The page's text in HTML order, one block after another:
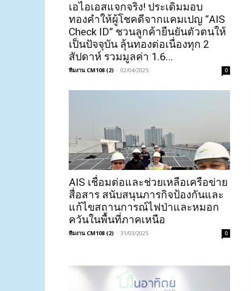
เอไอเอสแจกจริง! ประเดิมมอบ
ทองคำให้ผู้โชคดีจากแคมเปญ “AIS
Check ID” ชวนลูกค้ายืนยันตัวตนให้
เป็นปัจจุบัน ลุ้นทองต่อเนื่องทุก 2
สัปดาห์ รวมมูลค่า 1.6...
ทีมงาน CM108 (2) - 02/04/2025 0
AIS เชื่อมต่อและช่วยเหลือเครือข่าย
สื่อสาร สนับสนุนภารกิจป้องกันและ
แก้ไขสถานการณ์ไฟป่าและหมอก
ควันในพื้นที่ภาคเหนือ
ทีมงาน CM108 (2) - 31/03/2025 0